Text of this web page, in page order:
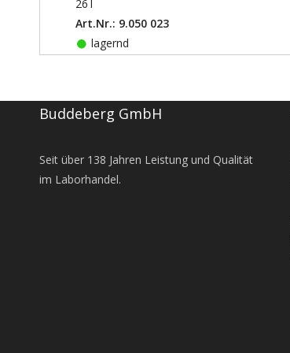
26 l
Art.Nr.: 9.050 023
lagernd
Buddeberg GmbH
Seit über 138 Jahren Leistung und Qualität
im Laborhandel.